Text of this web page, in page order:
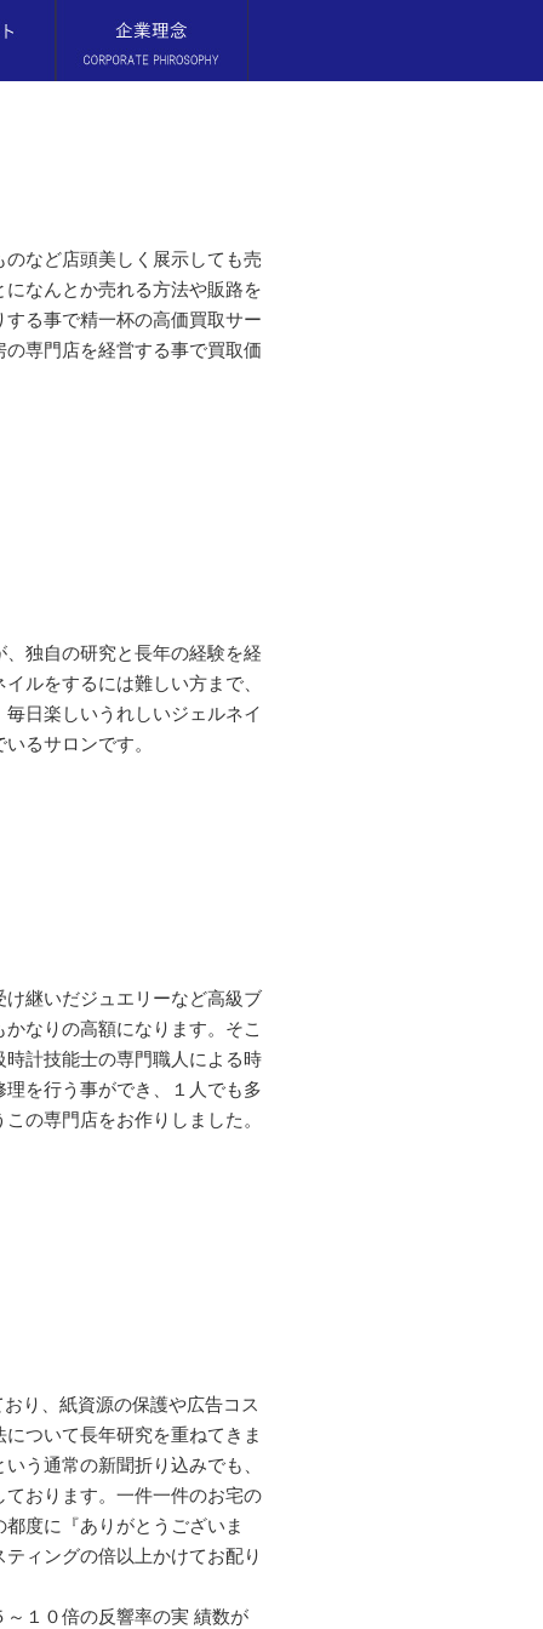
など店頭美しく展示しても売
なんとか売れる方法や販路を
る事で精一杯の高価買取サー
専門店を経営する事で買取価
独自の研究と長年の経験を経
ルをするには難しい方まで、
日楽しいうれしいジェルネイ
るサロンです。
継いだジュエリーなど高級ブ
なりの高額になります。そこ
計技能士の専門職人による時
を行う事ができ、１人でも多
の専門店をお作りしました。
り、紙資源の保護や広告コス
ついて長年研究を重ねてきま
う通常の新聞折り込みでも、
おります。一件一件のお宅の
度に『ありがとうございま
ィングの倍以上かけてお配り
１０倍の反響率の実 績数が